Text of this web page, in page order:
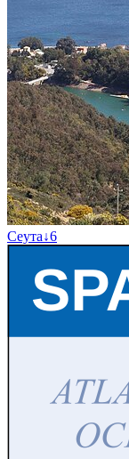
Сеута↓6